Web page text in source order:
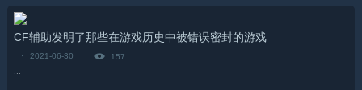
CF辅助发明了那些在游戏历史中被错误密封的游戏
· 2021-06-30
157